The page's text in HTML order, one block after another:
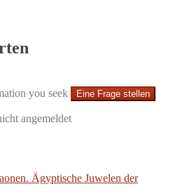
you seek Eine Frage stellen
angemeldet